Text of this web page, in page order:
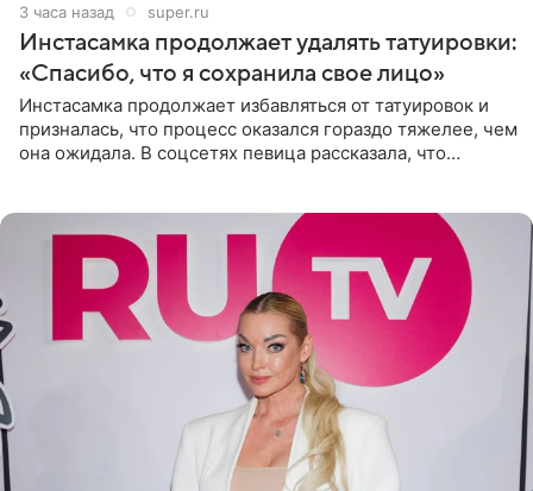
3 часа назад super.ru
Инстасамка продолжает удалять татуировки:
«Спасибо, что я сохранила свое лицо»
Инстасамка продолжает избавляться от татуировок и
призналась, что процесс оказался гораздо тяжелее, чем
она ожидала. В соцсетях певица рассказала, что